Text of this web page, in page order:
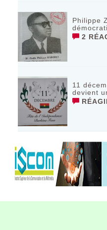
Philippe
2
11
devient